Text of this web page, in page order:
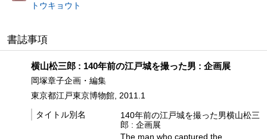
トウキョウト
書誌事項
横山松三郎 : 140年前の江戸城を撮った男 : 企画展
岡塚章子企画・編集
東京都江戸東京博物館, 2011.1
タイトル別名
140年前の江戸城を撮った男横山松三
郎 : 企画展
The man who captured the